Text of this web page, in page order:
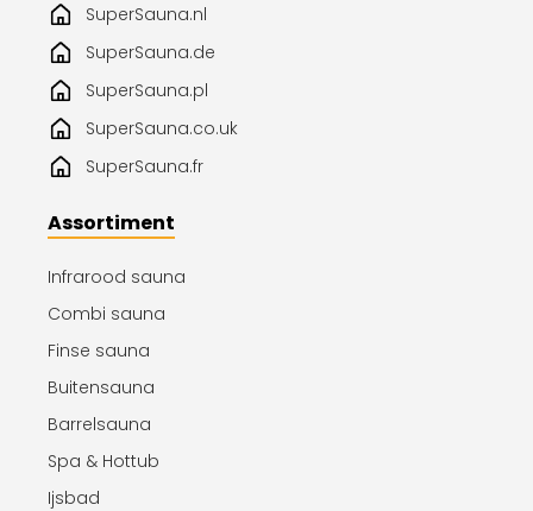
SuperSauna.nl
SuperSauna.de
SuperSauna.pl
SuperSauna.co.uk
SuperSauna.fr
Assortiment
Infrarood sauna
Combi sauna
Finse sauna
Buitensauna
Barrelsauna
Spa & Hottub
Ijsbad